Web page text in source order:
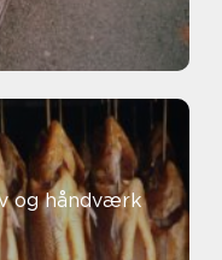
og håndværk